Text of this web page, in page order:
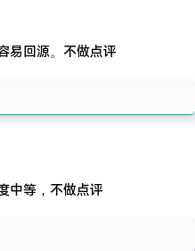
易回源。不做点评
中等，不做点评